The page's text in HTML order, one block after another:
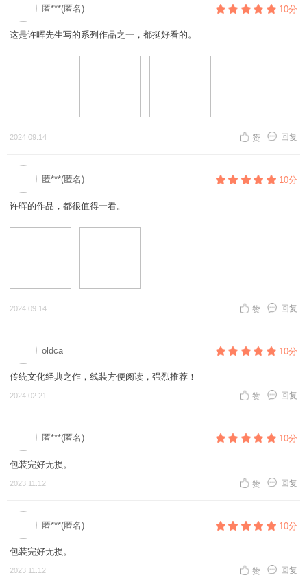
匿***(匿名) 10分
这是许晖先生写的系列作品之一，都挺好看的。
2024.09.14 回复
赞
匿***(匿名) 10分
许晖的作品，都很值得一看。
2024.09.14 回复
赞
oldca 10分
传统文化经典之作，线装方便阅读，强烈推荐！
2024.02.21 回复
赞
匿***(匿名) 10分
包装完好无损。
2023.11.12 回复
赞
匿***(匿名) 10分
包装完好无损。
2023.11.12 回复
赞